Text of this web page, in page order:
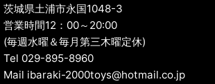
茨城県土浦市永国1048-3
営業時間12：00～20:00
(毎週水曜＆毎月第三木曜定休)
Tel 029-895-8960
Mail ibaraki-2000toys@hotmail.co.jp